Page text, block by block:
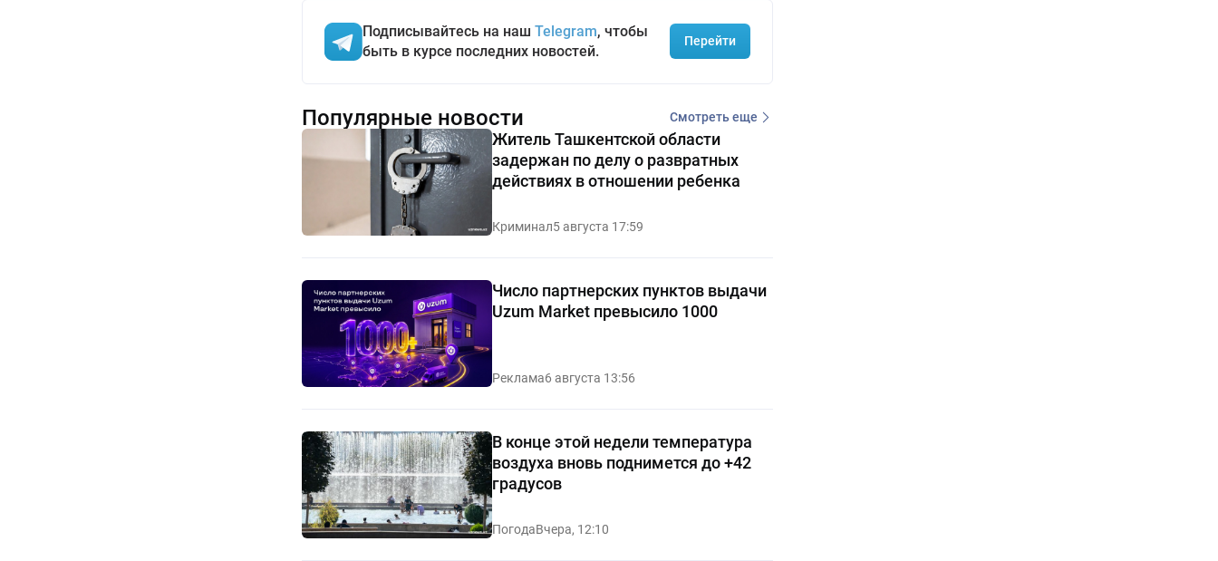
Подписывайтесь на наш Telegram, чтобы
быть в курсе последних новостей.
Перейти
Популярные новости Смотреть еще
Житель Ташкентской области
задержан по делу о развратных
действиях в отношении ребенка
Криминал5 августа 17:59
Число партнерских пунктов выдачи
Uzum Market превысило 1000
Реклама6 августа 13:56
В конце этой недели температура
воздуха вновь поднимется до +42
градусов
ПогодаВчера, 12:10